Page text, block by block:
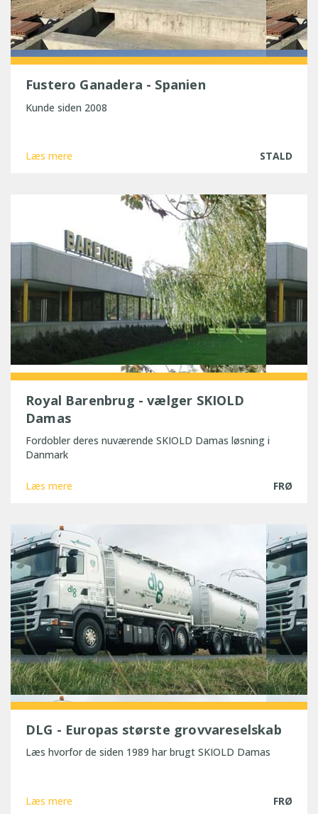
Fustero Ganadera - Spanien
Kunde siden 2008
Læs mere STALD
Royal Barenbrug - vælger SKIOLD
Damas
Fordobler deres nuværende SKIOLD Damas løsning i
Danmark
Læs mere FRØ
DLG - Europas største grovvareselskab
Læs hvorfor de siden 1989 har brugt SKIOLD Damas
Læs mere FRØ